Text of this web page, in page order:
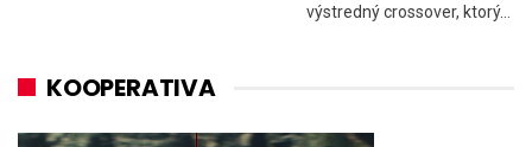
výstredný crossover, ktorý…
KOOPERATIVA